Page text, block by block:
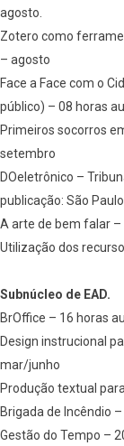
agosto.
Zotero como
– agosto
Face a Face com o
público) – 08 horas
Primeiros socorros
setembro
DOeletrônico –
publicação: São
A arte de bem falar –
Utilização dos
Subnúcleo de EAD.
BrOffice – 16 horas
Design instrucional
mar/junho
Produção textual
Brigada de Incêndio
Gestão do Tempo –